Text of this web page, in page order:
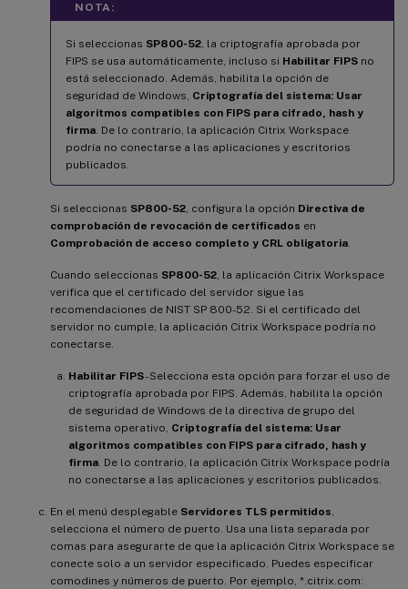
NOTA:
Si seleccionas SP800-52, la criptografía aprobada por
FIPS se usa automáticamente, incluso si Habilitar FIPS no
está seleccionado. Además, habilita la opción de
seguridad de Windows, Criptografía del sistema: Usar
algoritmos compatibles con FIPS para cifrado, hash y
firma. De lo contrario, la aplicación Citrix Workspace
podría no conectarse a las aplicaciones y escritorios
publicados.
Si seleccionas SP800-52, configura la opción Directiva de
comprobación de revocación de certificados en
Comprobación de acceso completo y CRL obligatoria.
Cuando seleccionas SP800-52, la aplicación Citrix Workspace
verifica que el certificado del servidor sigue las
recomendaciones de NIST SP 800-52. Si el certificado del
servidor no cumple, la aplicación Citrix Workspace podría no
conectarse.
Habilitar FIPS- Selecciona esta opción para forzar el uso de
criptografía aprobada por FIPS. Además, habilita la opción
de seguridad de Windows de la directiva de grupo del
sistema operativo, Criptografía del sistema: Usar
algoritmos compatibles con FIPS para cifrado, hash y
firma. De lo contrario, la aplicación Citrix Workspace podría
no conectarse a las aplicaciones y escritorios publicados.
En el menú desplegable Servidores TLS permitidos,
selecciona el número de puerto. Usa una lista separada por
comas para asegurarte de que la aplicación Citrix Workspace se
conecte solo a un servidor especificado. Puedes especificar
comodines y números de puerto. Por ejemplo, *.citrix.com: